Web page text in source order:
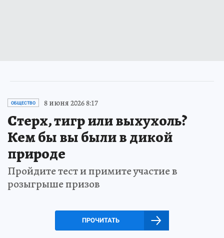
ОБЩЕСТВО 8 июня 2026 8:17
Стерх, тигр или выхухоль?
Кем бы вы были в дикой
природе
Пройдите тест и примите участие в
розыгрыше призов
ПРОЧИТАТЬ